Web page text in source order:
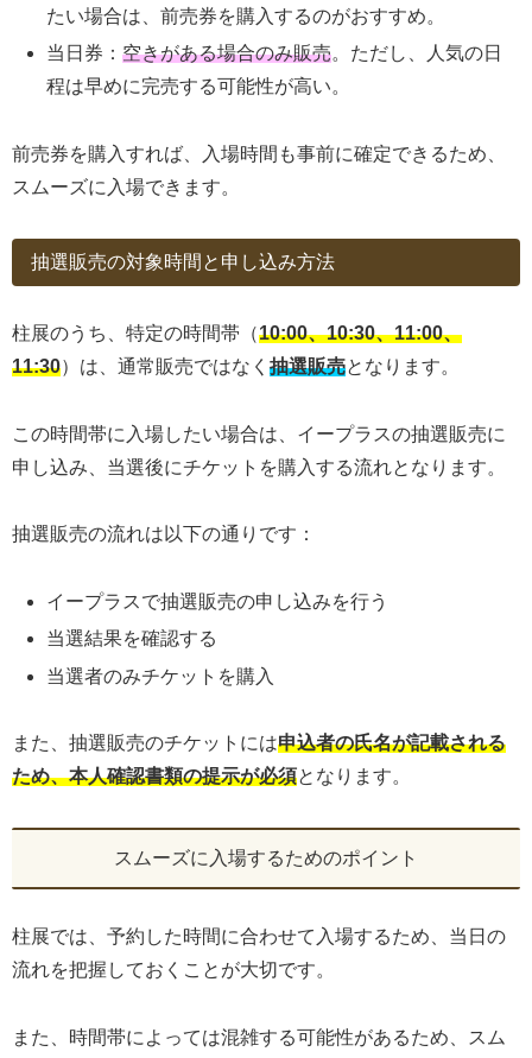
たい場合は、前売券を購入するのがおすすめ。
当日券：空きがある場合のみ販売。ただし、人気の日
程は早めに完売する可能性が高い。
前売券を購入すれば、入場時間も事前に確定できるため、
スムーズに入場できます。
抽選販売の対象時間と申し込み方法
柱展のうち、特定の時間帯（10:00、10:30、11:00、
11:30）は、通常販売ではなく 抽選販売となります。
この時間帯に入場したい場合は、イープラスの抽選販売に
申し込み、当選後にチケットを購入する流れとなります。
抽選販売の流れは以下の通りです：
イープラスで抽選販売の申し込みを行う
当選結果を確認する
当選者のみチケットを購入
また、抽選販売のチケットには申込者の氏名が記載される
ため、本人確認書類の提示が必須となります。
スムーズに入場するためのポイント
柱展では、予約した時間に合わせて入場するため、当日の
流れを把握しておくことが大切です。
また、時間帯によっては混雑する可能性があるため、スム